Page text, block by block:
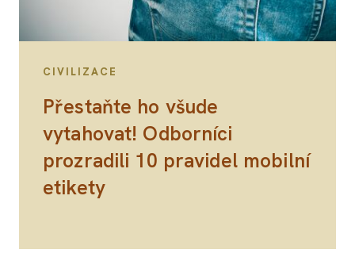
CIVILIZACE
Přestaňte ho všude
vytahovat! Odborníci
prozradili 10 pravidel mobilní
etikety